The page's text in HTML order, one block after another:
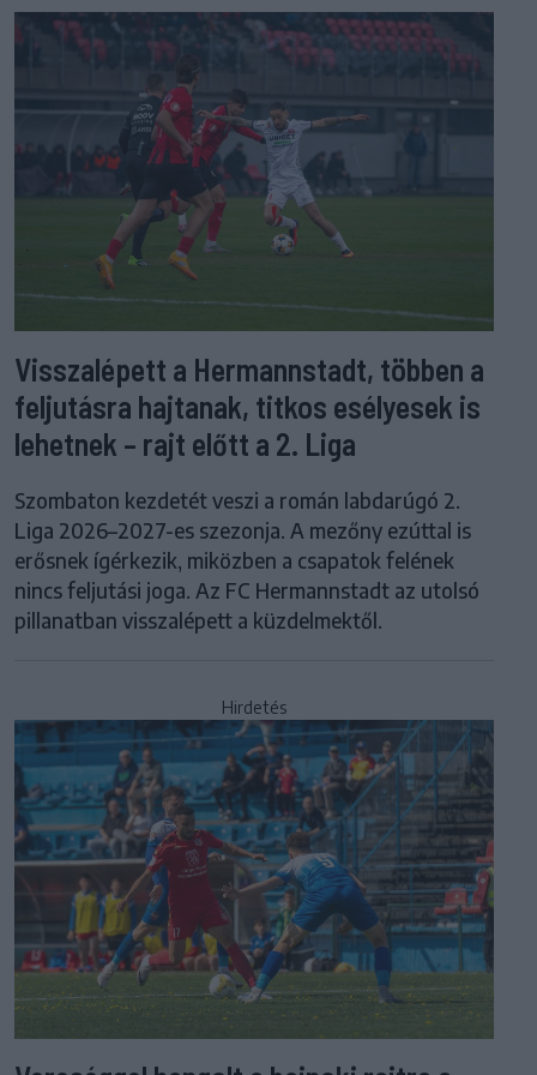
Visszalépett a Hermannstadt, többen a
feljutásra hajtanak, titkos esélyesek is
lehetnek – rajt előtt a 2. Liga
Szombaton kezdetét veszi a román labdarúgó 2.
Liga 2026–2027-es szezonja. A mezőny ezúttal is
erősnek ígérkezik, miközben a csapatok felének
nincs feljutási joga. Az FC Hermannstadt az utolsó
pillanatban visszalépett a küzdelmektől.
Hirdetés